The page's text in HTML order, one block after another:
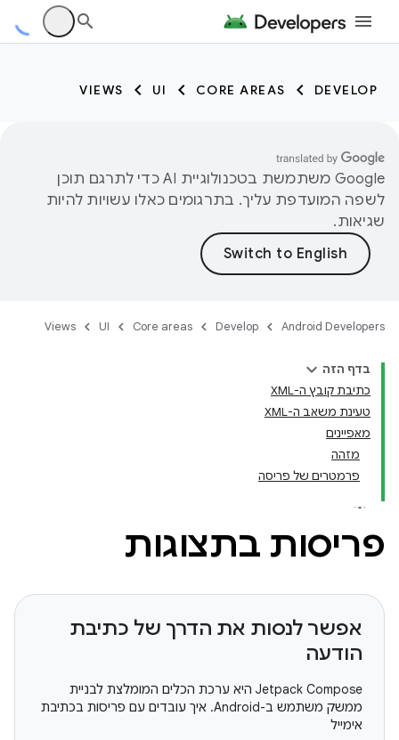
DEVELOP
CORE AREAS
UI
VIEWS
‫Google משתמשת בטכנולוגיית AI כדי לתרגם תוכן
לשפה המועדפת עליך. בתרגומים כאלו עשויות להיות
שגיאות.
Android Developers
Develop
Core areas
UI
Views
בדף הזה
כתיבת קובץ ה-XML
טעינת משאב ה-XML
מאפיינים
מזהה
פרמטרים של פריסה
פריסות בתצוגות
אפשר לנסות את הדרך של כתיבת
הודעה
‫Jetpack Compose היא ערכת הכלים המומלצת לבניית
ממשק משתמש ב-Android. איך עובדים עם פריסות בכתיבת
אימייל